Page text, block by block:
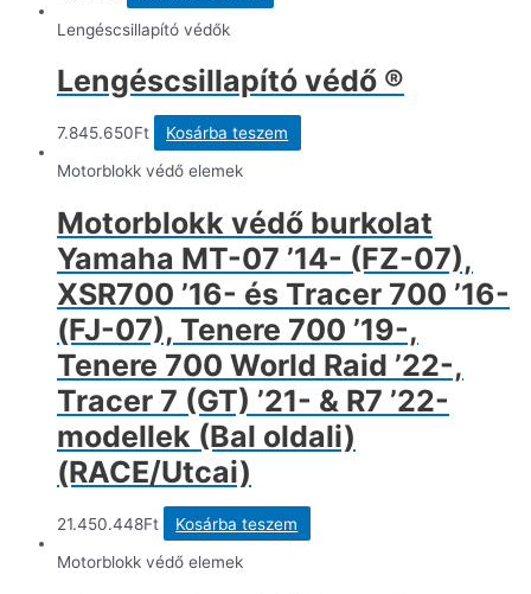
Lengéscsillapító védők
Lengéscsillapító védő ®
7.845.650Ft
Kosárba teszem
Motorblokk védő elemek
Motorblokk védő burkolat
Yamaha MT-07 ’14- (FZ-07),
XSR700 ’16- és Tracer 700 ’16-
(FJ-07), Tenere 700 ’19-,
Tenere 700 World Raid ’22-,
Tracer 7 (GT) ’21- & R7 ’22-
modellek (Bal oldali)
(RACE/Utcai)
21.450.448Ft
Kosárba teszem
Motorblokk védő elemek